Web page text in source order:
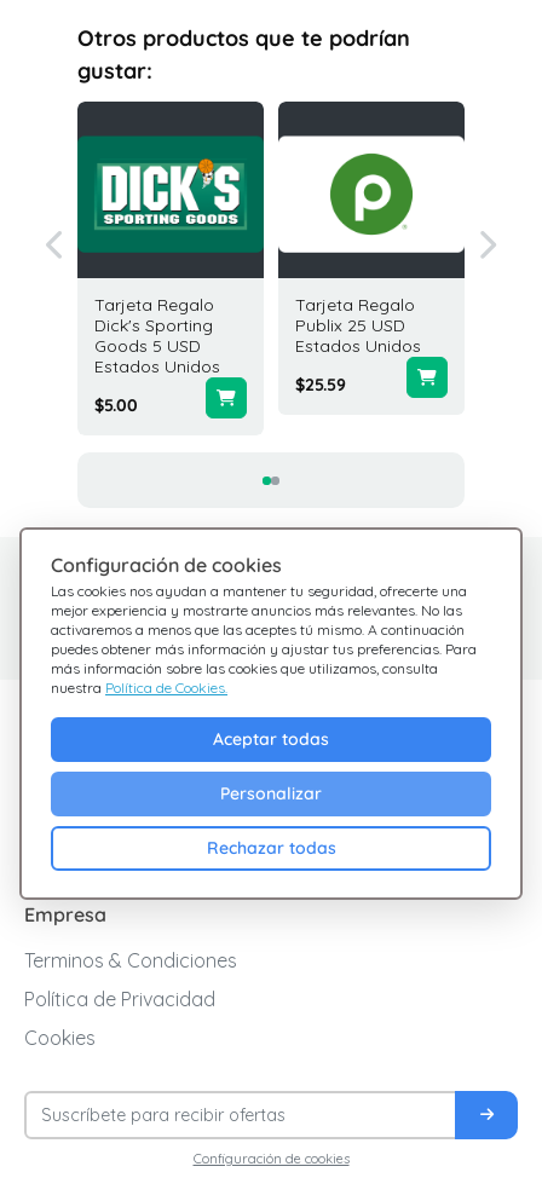
Otros productos que te podrían
gustar:
Tarjeta Regalo
Dick's Sporting
Goods 5 USD
Estados Unidos
$5.00
Tarjeta Regalo
Publix 25 USD
Estados Unidos
$25.59
Configuración de cookies
Las cookies nos ayudan a mantener tu seguridad, ofrecerte una
mejor experiencia y mostrarte anuncios más relevantes. No las
activaremos a menos que las aceptes tú mismo. A continuación
puedes obtener más información y ajustar tus preferencias. Para
más información sobre las cookies que utilizamos, consulta
nuestra Política de Cookies.
Aceptar todas
Personalizar
Rechazar todas
¿Tienes dudas?
Estamos aquí para
ayudarte
Consulta nuestras
preguntas frecuentes
Descubre Giftsy
Ofertas
Cashback
Empresa
Terminos & Condiciones
Política de Privacidad
Cookies
Configuración de cookies